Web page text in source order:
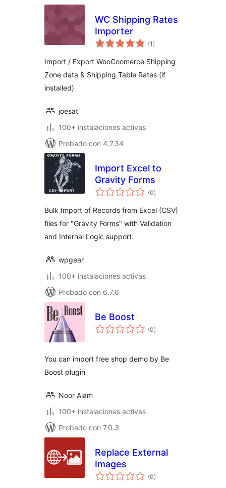
WC Shipping Rates
Importer
(1 total
de
)
Import / Export WooCoomerce Shipping
Zone data & Shipping Table Rates (if
installed)
joesat
100+ instalaciones activas
Probado con 4.7.34
Import Excel to
Gravity Forms
(0total
de
)
Bulk Import of Records from Excel (CSV)
files for "Gravity Forms" with Validation
and Internal Logic support.
wpgear
100+ instalaciones activas
Probado con 6.7.6
Be Boost
(0total
de
)
You can import free shop demo by Be
Boost plugin
Noor Alam
100+ instalaciones activas
Probado con 7.0.3
Replace External
Images
(0total
de
)